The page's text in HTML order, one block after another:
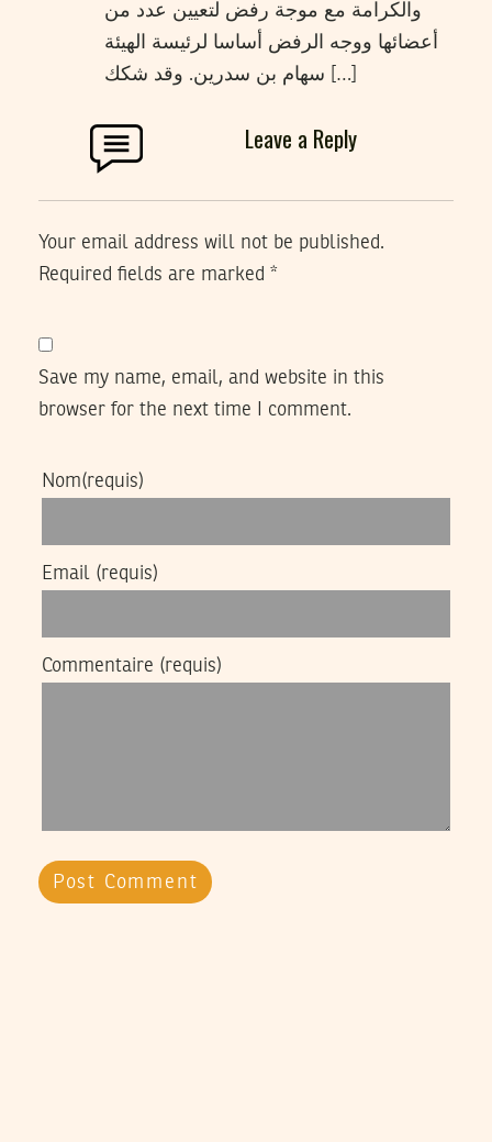
والكرامة مع موجة رفض لتعيين عدد من
أعضائها ووجه الرفض أساسا لرئيسة الهيئة
سهام بن سدرين. وقد شكك […]
Leave a Reply
Your email address will not be published.
Required fields are marked *
Save my name, email, and website in this
browser for the next time I comment.
Nom(requis)
Email (requis)
Commentaire (requis)